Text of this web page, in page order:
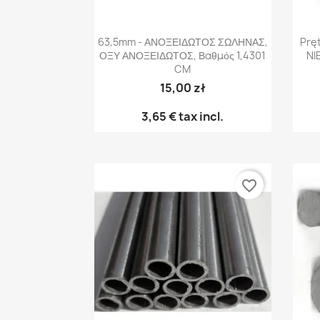
Γρήγορη προβολή
63,5mm - ΑΝΟΞΕΙΔΩΤΟΣ ΣΩΛΗΝΑΣ,
ΟΞΥ ΑΝΟΞΕΙΔΩΤΟΣ, Βαθμός 1,4301
CM
15,00 zł
3,65 €tax incl.
favorite_border